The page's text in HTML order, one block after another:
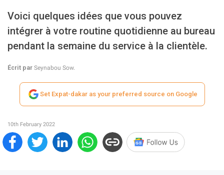
Voici quelques idées que vous pouvez
intégrer à votre routine quotidienne au bureau
pendant la semaine du service à la clientèle.
Écrit par Seynabou Sow.
Set Expat-dakar as your preferred source on Google
10th February 2022